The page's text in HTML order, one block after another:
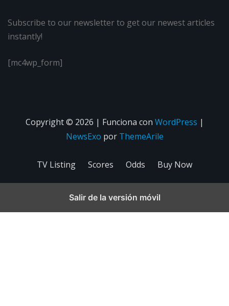
Subscribe to our newsletter to get our newest articles
instantly!
[mc4wp_form]
Copyright © 2026 | Funciona con WordPress |
NewsExo por ThemeArile
TV Listing Scores Odds Buy Now
Salir de la versión móvil